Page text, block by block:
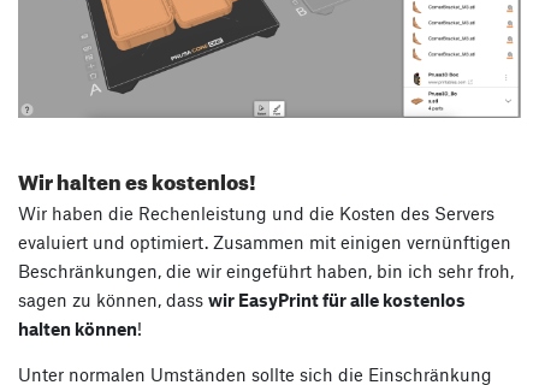
Wir halten es kostenlos!
Wir haben die Rechenleistung und die Kosten des Servers
evaluiert und optimiert. Zusammen mit einigen vernünftigen
Beschränkungen, die wir eingeführt haben, bin ich sehr froh,
sagen zu können, dass wir EasyPrint für alle kostenlos
halten können!
Unter normalen Umständen sollte sich die Einschränkung